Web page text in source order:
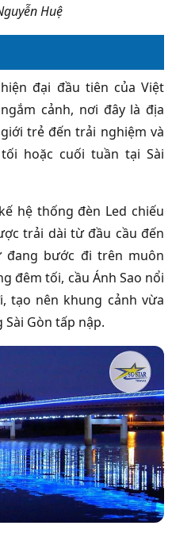
Huệ
đại đầu tiên của Việt
cảnh, nơi đây là địa
trẻ đến trải nghiệm và
hoặc cuối tuần tại Sài
hệ thống đèn Led chiếu
trải dài từ đầu cầu đến
đang bước đi trên muôn
đêm tối, cầu Ánh Sao nổi
tạo nên khung cảnh vừa
Gòn tấp nập.